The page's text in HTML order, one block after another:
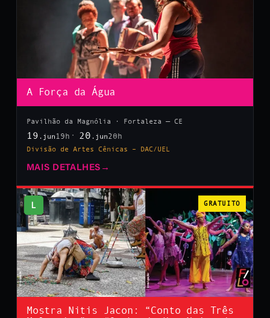
A Força da Água
Pavilhão da Magnólia · Fortaleza — CE
19 .jun 19h 20 .jun20h
Divisão de Artes Cênicas – DAC/UEL
MAIS DETALHES →
L GRATUITO
Mostra Nitis Jacon: “Conto das Três